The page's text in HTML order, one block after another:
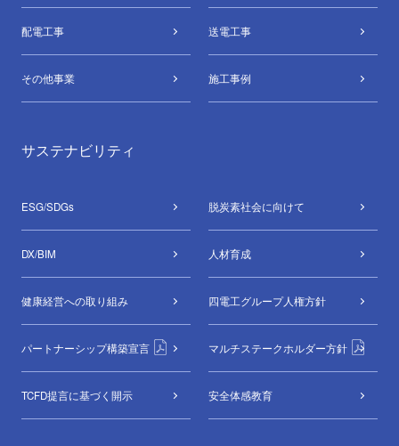
配電⼯事 送電⼯事
その他事業 施工事例
サステナビリティ
ESG/SDGs 脱炭素社会に向けて
DX/BIM ⼈材育成
健康経営への取り組み 四電工グループ人権方針
パートナーシップ構築宣言 マルチステークホルダー方針
TCFD提言に基づく開示 安全体感教育